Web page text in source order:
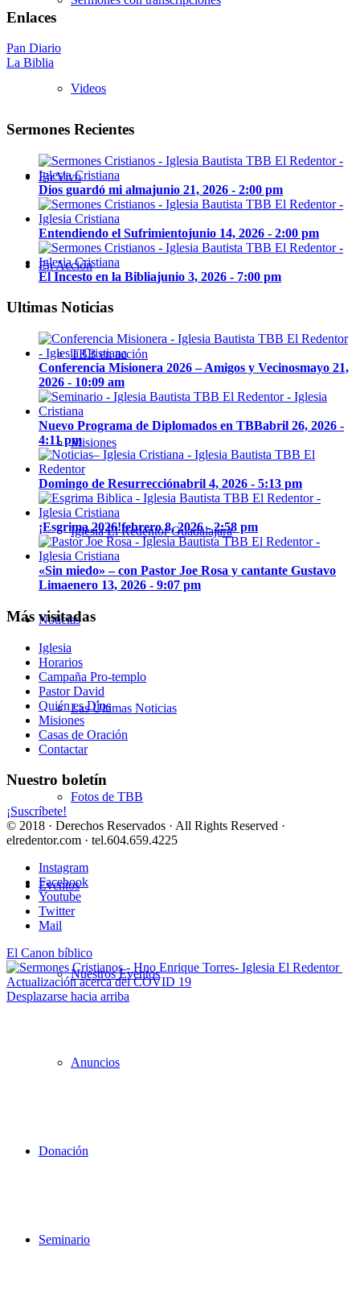
Videos
En Vivo
En Acción
TBB en acción
Misiones
Iglesia El Redentor Guadalajara
Noticias
Las Últimas Noticias
Fotos de TBB
Eventos
Nuestros Eventos
Anuncios
Donación
Seminario
Enlaces
Pan Diario
La Biblia
Sermones Recientes
Dios guardó mi almajunio 21, 2026 - 2:00 pm
Entendiendo el Sufrimientojunio 14, 2026 - 2:00 pm
El Incesto en la Bibliajunio 3, 2026 - 7:00 pm
Ultimas Noticias
Conferencia Misionera 2026 – Amigos y Vecinosmayo 21,
2026 - 10:09 am
Nuevo Programa de Diplomados en TBBabril 26, 2026 -
4:11 pm
Domingo de Resurrecciónabril 4, 2026 - 5:13 pm
¡Esgrima 2026!febrero 8, 2026 - 2:58 pm
«Sin miedo» – con Pastor Joe Rosa y cantante Gustavo
Limaenero 13, 2026 - 9:07 pm
Más visitadas
Iglesia
Horarios
Campaña Pro-templo
Pastor David
Quién es Dios
Misiones
Casas de Oración
Contactar
Nuestro boletín
¡Suscríbete!
© 2018 · Derechos Reservados · All Rights Reserved ·
elredentor.com · tel.604.659.4225
Instagram
Facebook
Youtube
Twitter
Mail
El Canon bíblico
Actualización acerca del COVID 19
Desplazarse hacia arriba